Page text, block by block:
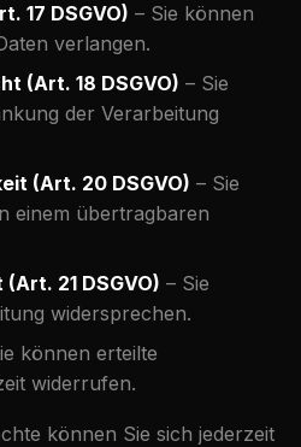
17 DSGVO) – Sie können
verlangen.
(Art. 18 DSGVO) – Sie
der Verarbeitung
(Art. 20 DSGVO) – Sie
einem übertragbaren
21 DSGVO) – Sie
widersprechen.
können erteilte
widerrufen.
können Sie sich jederzeit